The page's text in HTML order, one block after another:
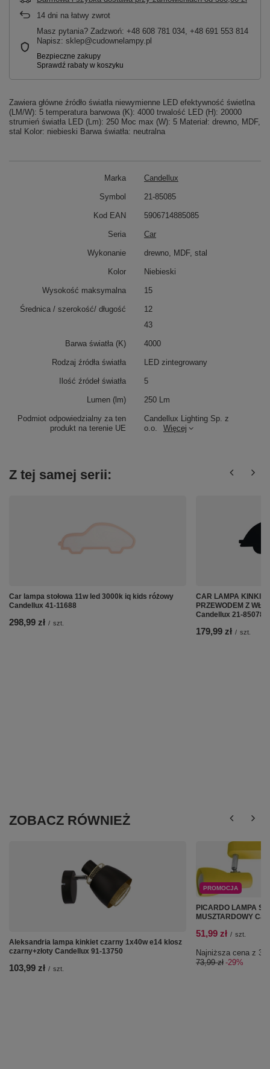
14 dni na łatwy zwrot
Masz pytania? Zadzwoń: +48 608 781 034, +48 691 553 814
Napisz: sklep@cudownelampy.pl
Zawiera główne źródło światła niewymienne LED efektywność świetlna
(LM/W): 5 temperatura barwowa (K): 4000 trwalość LED (H): 20000
strumień światła LED (Lm): 250 Moc max (W): 5 Materiał: drewno, MDF,
stal Kolor: niebieski Barwa światła: neutralna
Marka Candellux
Podmiot odpowiedzialny za ten
produkt na terenie UE
Candellux Lighting Sp. z
o.o.
Więcej
Symbol 21-85085
Kod EAN 5906714885085
Seria Car
Wykonanie drewno, MDF, stal
Kolor Niebieski
Wysokość maksymalna 15
Średnica / szerokość/ długość
12
43
Barwa światła (K) 4000
Rodzaj źródła światła LED zintegrowany
Ilość źródeł światła 5
Lumen (lm) 250 Lm
Z tej samej serii:
Car lampa stołowa 11w led 3000k iq kids różowy
Candellux 41-11688
298,99 zł / szt.
CAR LAMPA
PRZEWODEM Z WŁ.
Candellux 21-85078
179,99 zł / szt.
ZOBACZ RÓWNIEŻ
Aleksandria lampa kinkiet czarny 1x40w e14 klosz
czarny+złoty Candellux 91-13750
103,99 zł / szt.
PROMOCJA
PICARDO LAMPA
MUSZTARDOWY
51,99 zł / szt.
Najniższa cena z
73,99 zł -29%